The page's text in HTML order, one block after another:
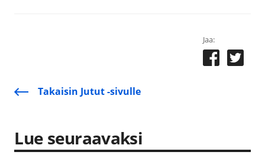
Jaa:
Takaisin Jutut -sivulle
Lue seuraavaksi